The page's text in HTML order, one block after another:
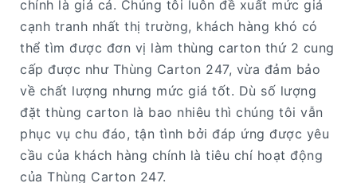
chính là giá cả. Chúng tôi luôn đề xuất mức giá
cạnh tranh nhất thị trường, khách hàng khó có
thể tìm được đơn vị làm thùng carton thứ 2 cung
cấp được như Thùng Carton 247, vừa đảm bảo
về chất lượng nhưng mức giá tốt. Dù số lượng
đặt thùng carton là bao nhiêu thì chúng tôi vẫn
phục vụ chu đáo, tận tình bởi đáp ứng được yêu
cầu của khách hàng chính là tiêu chí hoạt động
của Thùng Carton 247.